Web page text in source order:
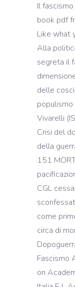
Il fascismo
book pdf
Like what
Alla
segreta il
delle
populismo
Vivarelli
Crisi del
della
151
CGL
come
circa di
Fascismo
on